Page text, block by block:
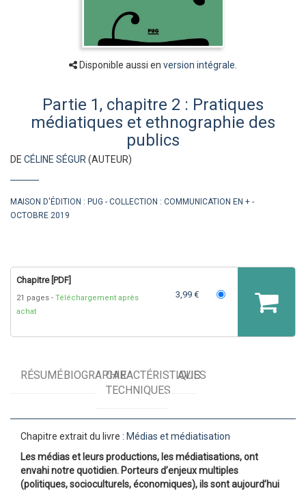
Disponible aussi en version intégrale
Partie 1, chapitre 2 : Pratiques
médiatiques et ethnographie des
publics
DE CÉLINE SÉGUR (AUTEUR)
MAISON D'ÉDITION : PUG COLLECTION : COMMUNICATION EN +
OCTOBRE 2019
Chapitre [PDF]
21 pages
Téléchargement après
achat
3,99 €
RÉSUMÉBIOGRAPHIECARACTÉRISTIQUES
TECHNIQUES
AVIS
Chapitre extrait du livre : Médias et médiatisation
Les médias et leurs productions, les médiatisations, ont
envahi notre quotidien. Porteurs d’enjeux multiples
(politiques, socioculturels, économiques), ils sont aujourd’hui